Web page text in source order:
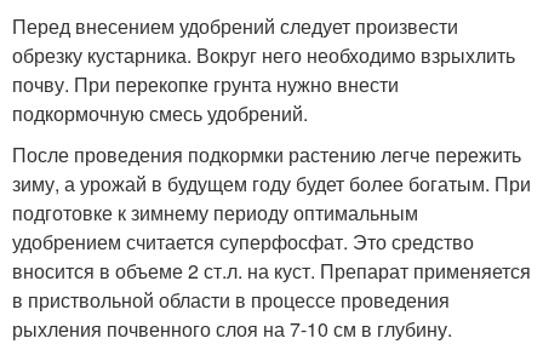
Перед внесением удобрений следует произвести
обрезку кустарника. Вокруг него необходимо взрыхлить
почву. При перекопке грунта нужно внести
подкормочную смесь удобрений.
После проведения подкормки растению легче пережить
зиму, а урожай в будущем году будет более богатым. При
подготовке к зимнему периоду оптимальным
удобрением считается суперфосфат. Это средство
вносится в объеме 2 ст.л. на куст. Препарат применяется
в приствольной области в процессе проведения
рыхления почвенного слоя на 7-10 см в глубину.